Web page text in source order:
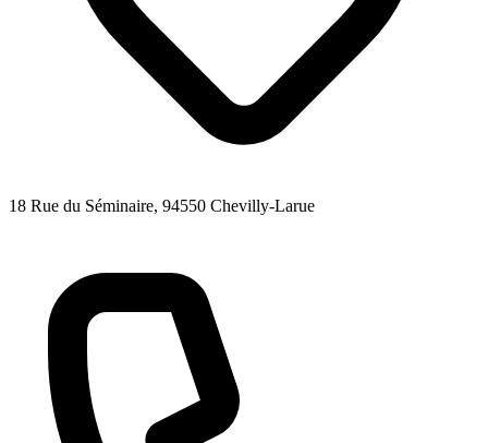
18 Rue du Séminaire, 94550 Chevilly-Larue